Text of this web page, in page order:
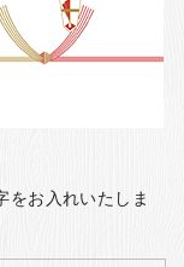
をお入れいたしま